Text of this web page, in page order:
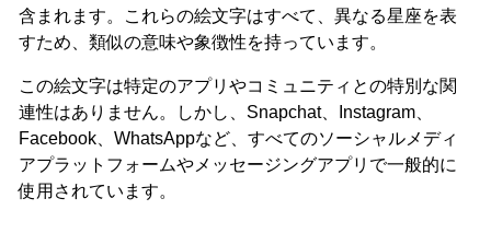
含まれます。これらの絵文字はすべて、異なる星座を表
すため、類似の意味や象徴性を持っています。
この絵文字は特定のアプリやコミュニティとの特別な関
連性はありません。しかし、Snapchat、Instagram、
Facebook、WhatsAppなど、すべてのソーシャルメディ
アプラットフォームやメッセージングアプリで一般的に
使用されています。